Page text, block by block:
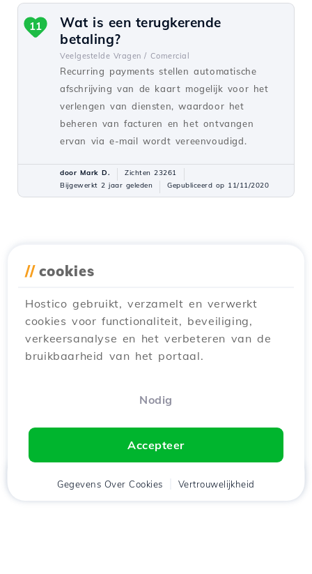
Wat is een terugkerende
betaling?
Veelgestelde Vragen / Comercial
Recurring payments stellen automatische
afschrijving van de kaart mogelijk voor het
verlengen van diensten, waardoor het
beheren van facturen en het ontvangen
ervan via e-mail wordt vereenvoudigd.
11
door Mark D.
Zichten 23261
Bijgewerkt 2 jaar geleden
Gepubliceerd op 11/11/2020
// cookies
Hostico gebruikt, verzamelt en verwerkt
cookies voor functionaliteit, beveiliging,
verkeersanalyse en het verbeteren van de
bruikbaarheid van het portaal.
Nodig
Accepteer
Gegevens Over Cookies Vertrouwelijkheid
Cliënt
Winkelwagen
Chat